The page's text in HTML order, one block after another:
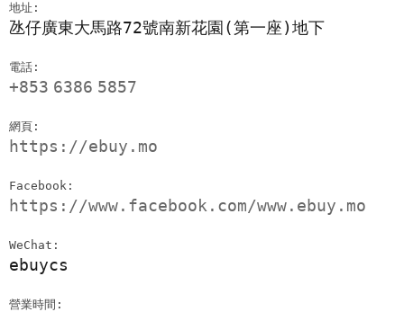
地址:
氹仔廣東大馬路72號南新花園(第一座)地下
電話:
+853 6386 5857
網頁:
https://ebuy.mo
Facebook:
https://www.facebook.com/www.ebuy.mo
WeChat:
ebuycs
營業時間: